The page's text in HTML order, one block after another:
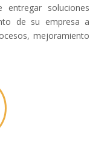
entregar soluciones
de su empresa a
mejoramiento